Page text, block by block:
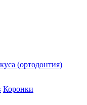
(ортодонтия)
Коронки